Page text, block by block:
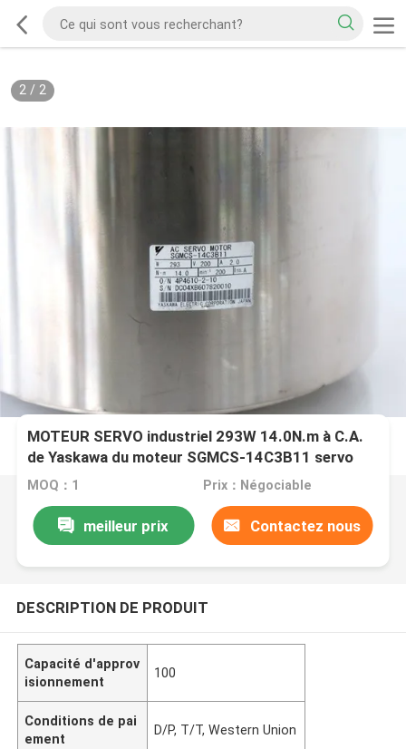
2/ 2
MOTEUR SERVO industriel 293W 14.0N.m à C.A.
de Yaskawa du moteur SGMCS-14C3B11 servo
MOQ：1 Prix：Négociable
meilleur prix Contactez nous
DESCRIPTION DE PRODUIT
Capacité d'approv
isionnement
100
Conditions de pai
ement
D/P, T/T, Western Union